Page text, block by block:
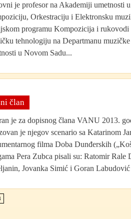
je profesor na Akademiji umetnosti
Orkestraciju i Elektronsku
programu Kompozicija i rukovodi
tehnologiju na Departmanu
u Novom Sadu...
član
je za dopisnog člana VANU 2013.
je njegov scenario sa Katarinom
filma Doba Dunđerskih
Pera Zubca pisali su: Ratomir Rale
Jovanka Simić i Goran